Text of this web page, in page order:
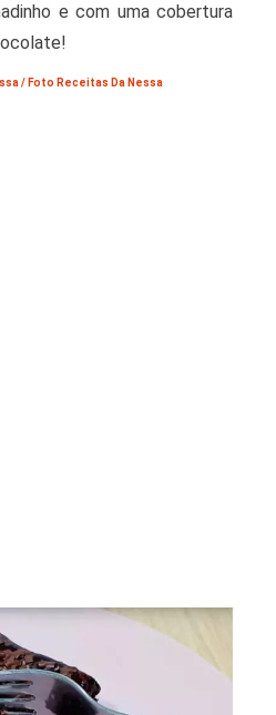
e com uma cobertura
/ Foto Receitas Da Nessa